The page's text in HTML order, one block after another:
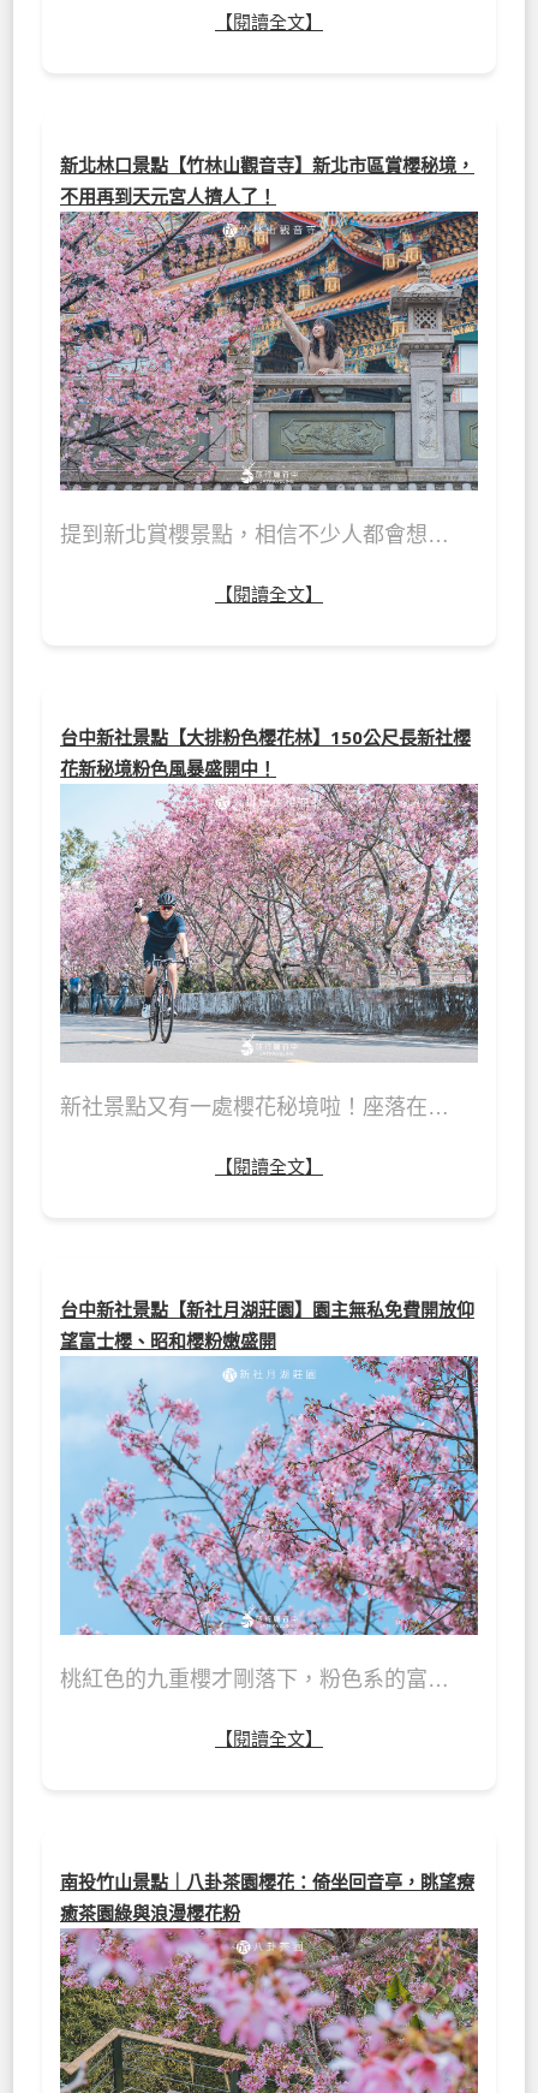
【閱讀全文】
新北林口景點【竹林山觀音寺】新北市區賞櫻秘境，
不用再到天元宮人擠人了！
提到新北賞櫻景點，相信不少人都會想…
【閱讀全文】
台中新社景點【大排粉色櫻花林】150公尺長新社櫻
花新秘境粉色風暴盛開中！
新社景點又有一處櫻花秘境啦！座落在…
【閱讀全文】
台中新社景點【新社月湖莊園】園主無私免費開放仰
望富士櫻、昭和櫻粉嫩盛開
桃紅色的九重櫻才剛落下，粉色系的富…
【閱讀全文】
南投竹山景點｜八卦茶園櫻花：倚坐回音亭，眺望療
癒茶園綠與浪漫櫻花粉